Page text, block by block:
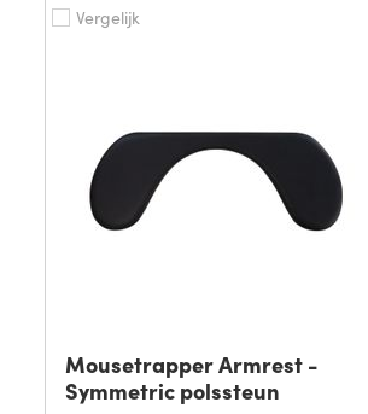
Vergelijk
Mousetrapper Armrest -
Symmetric polssteun